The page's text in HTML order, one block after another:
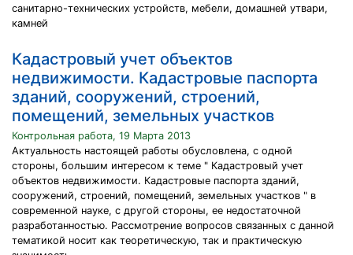
санитарно-технических устройств, мебели, домашней утвари,
камней
Кадастровый учет объектов
недвижимости. Кадастровые паспорта
зданий, сооружений, строений,
помещений, земельных участков
Контрольная работа, 19 Марта 2013
Актуальность настоящей работы обусловлена, с одной
стороны, большим интересом к теме " Кадастровый учет
объектов недвижимости. Кадастровые паспорта зданий,
сооружений, строений, помещений, земельных участков " в
современной науке, с другой стороны, ее недостаточной
разработанностью. Рассмотрение вопросов связанных с данной
тематикой носит как теоретическую, так и практическую